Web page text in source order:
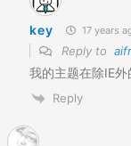
key 17 years
Reply to
我的主题在除IE外
Reply